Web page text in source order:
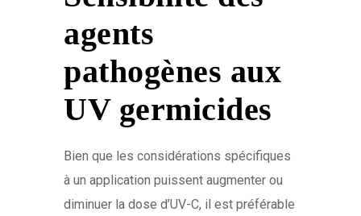
agents
pathogènes aux
UV germicides
Bien que les considérations spécifiques
à un application puissent augmenter ou
diminuer la dose d’UV-C, il est préférable